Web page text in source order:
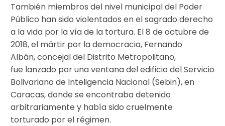
También miembros del nivel municipal del Poder
Público han sido violentados en el sagrado derecho
a la vida por la vía de la tortura. El 8 de octubre de
2018, el mártir por la democracia, Fernando
Albán, concejal del Distrito Metropolitano,
fue lanzado por una ventana del edificio del Servicio
Bolivariano de Inteligencia Nacional (Sebin), en
Caracas, donde se encontraba detenido
arbitrariamente y había sido cruelmente
torturado por el régimen.